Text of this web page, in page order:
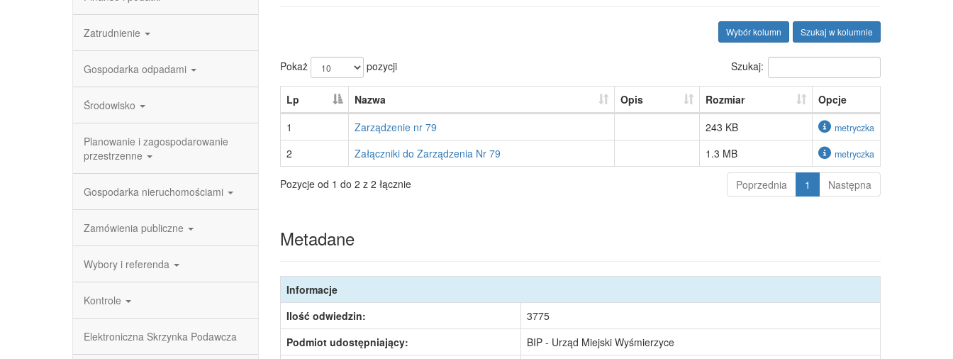
Zatrudnienie
Gospodarka odpadami
Środowisko
Planowanie i zagospodarowanie
przestrzenne
Gospodarka nieruchomościami
Zamówienia publiczne
Wybory i referenda
Kontrole
Elektroniczna Skrzynka Podawcza
Szukaj w kolumnie
Wybór kolumn
Pokaż pozycji Szukaj:
Lp Nazwa Opis Rozmiar
Opcje
1
Zarządzenie nr 79 243 KB metryczka
2 Załączniki do Zarządzenia Nr 79 1.3 MB metryczka
Pozycje od 1 do 2 z 2 łącznie Poprzednia 1 Następna
Metadane
Informacje
Ilość odwiedzin:
3775
Podmiot udostępniający:
BIP - Urząd Miejski Wyśmierzyce